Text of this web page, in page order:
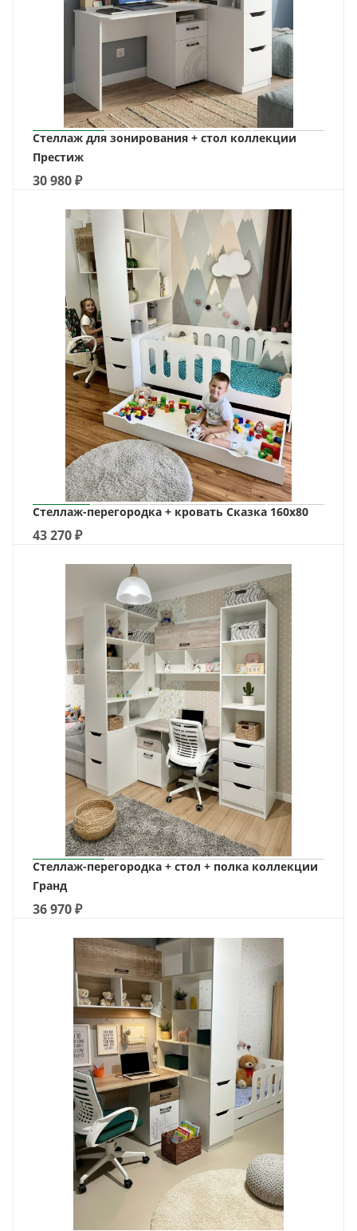
Стеллаж для зонирования + стол коллекции
Престиж
30 980₽
Стеллаж-перегородка + кровать Сказка 160х80
43 270₽
Стеллаж-перегородка + стол + полка коллекции
Гранд
36 970₽